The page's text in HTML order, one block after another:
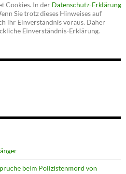
Cookies. In der Datenschutz-Erklärung
Sie trotz dieses Hinweises auf
ihr Einverständnis voraus. Daher
Einverständnis-Erklärung.
beim Polizistenmord von